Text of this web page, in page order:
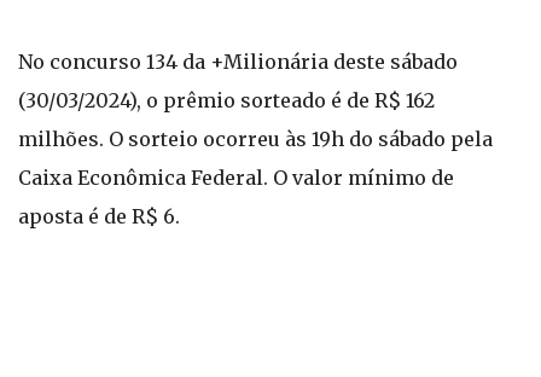
No concurso 134 da +Milionária deste sábado
(30/03/2024), o prêmio sorteado é de R$ 162
milhões. O sorteio ocorreu às 19h do sábado pela
Caixa Econômica Federal. O valor mínimo de
aposta é de R$ 6.